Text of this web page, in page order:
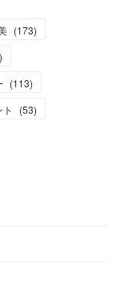
(173)
)
(113)
(53)